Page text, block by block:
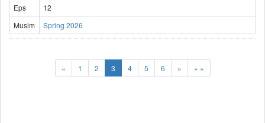
Eps
12
Musim
Spring 2026
« 1 2 3 4 5 6 » » »